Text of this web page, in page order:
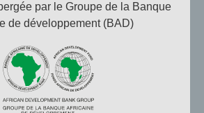
par le Groupe de la Banque
de développement (BAD)